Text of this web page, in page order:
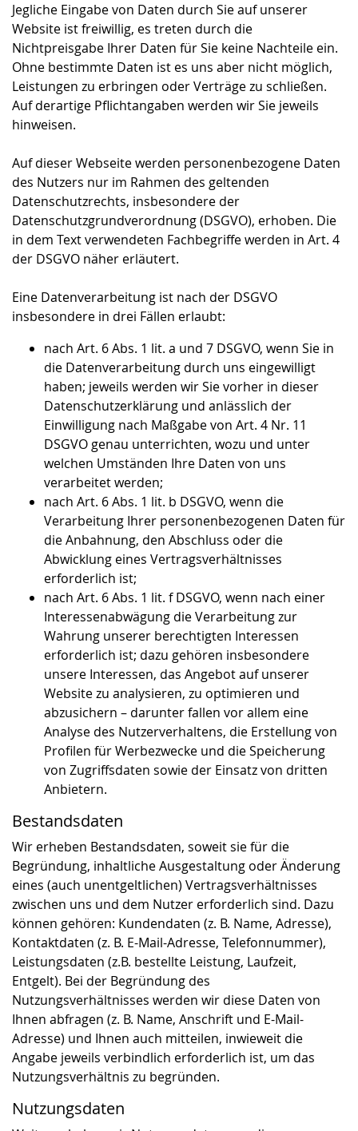
Jegliche Eingabe von Daten durch Sie auf unserer
Website ist freiwillig, es treten durch die
Nichtpreisgabe Ihrer Daten für Sie keine Nachteile ein.
Ohne bestimmte Daten ist es uns aber nicht möglich,
Leistungen zu erbringen oder Verträge zu schließen.
Auf derartige Pflichtangaben werden wir Sie jeweils
hinweisen.
Auf dieser Webseite werden personenbezogene Daten
des Nutzers nur im Rahmen des geltenden
Datenschutzrechts, insbesondere der
Datenschutzgrundverordnung (DSGVO), erhoben. Die
in dem Text verwendeten Fachbegriffe werden in Art. 4
der DSGVO näher erläutert.
Eine Datenverarbeitung ist nach der DSGVO
insbesondere in drei Fällen erlaubt:
nach Art. 6 Abs. 1 lit. a und 7 DSGVO, wenn Sie in
die Datenverarbeitung durch uns eingewilligt
haben; jeweils werden wir Sie vorher in dieser
Datenschutzerklärung und anlässlich der
Einwilligung nach Maßgabe von Art. 4 Nr. 11
DSGVO genau unterrichten, wozu und unter
welchen Umständen Ihre Daten von uns
verarbeitet werden;
nach Art. 6 Abs. 1 lit. b DSGVO, wenn die
Verarbeitung Ihrer personenbezogenen Daten für
die Anbahnung, den Abschluss oder die
Abwicklung eines Vertragsverhältnisses
erforderlich ist;
nach Art. 6 Abs. 1 lit. f DSGVO, wenn nach einer
Interessenabwägung die Verarbeitung zur
Wahrung unserer berechtigten Interessen
erforderlich ist; dazu gehören insbesondere
unsere Interessen, das Angebot auf unserer
Website zu analysieren, zu optimieren und
abzusichern – darunter fallen vor allem eine
Analyse des Nutzerverhaltens, die Erstellung von
Profilen für Werbezwecke und die Speicherung
von Zugriffsdaten sowie der Einsatz von dritten
Anbietern.
Bestandsdaten
Wir erheben Bestandsdaten, soweit sie für die
Begründung, inhaltliche Ausgestaltung oder Änderung
eines (auch unentgeltlichen) Vertragsverhältnisses
zwischen uns und dem Nutzer erforderlich sind. Dazu
können gehören: Kundendaten (z. B. Name, Adresse),
Kontaktdaten (z. B. E-Mail-Adresse, Telefonnummer),
Leistungsdaten (z.B. bestellte Leistung, Laufzeit,
Entgelt). Bei der Begründung des
Nutzungsverhältnisses werden wir diese Daten von
Ihnen abfragen (z. B. Name, Anschrift und E-Mail-
Adresse) und Ihnen auch mitteilen, inwieweit die
Angabe jeweils verbindlich erforderlich ist, um das
Nutzungsverhältnis zu begründen.
Nutzungsdaten